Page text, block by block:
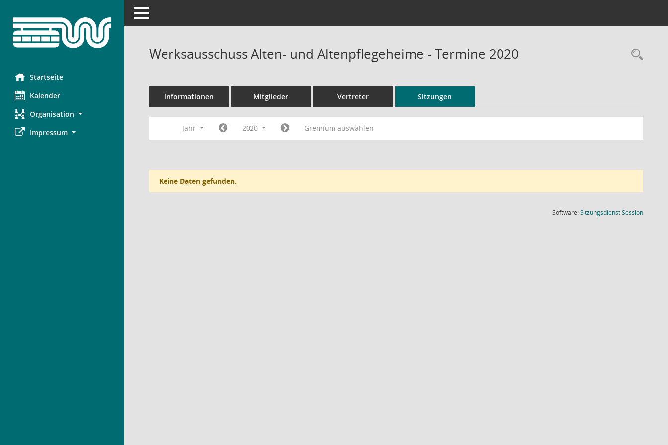
Startseite
Kalender
Organisation
Impressum
Toggle navigation
Werksausschuss Alten- und Altenpflegeheime - Termine 2020
Informationen Mitglieder Vertreter Sitzungen
Jahr 2020 Gremium auswählen
Keine Daten gefunden.
Software:SitzungsdienstSession(Wird in